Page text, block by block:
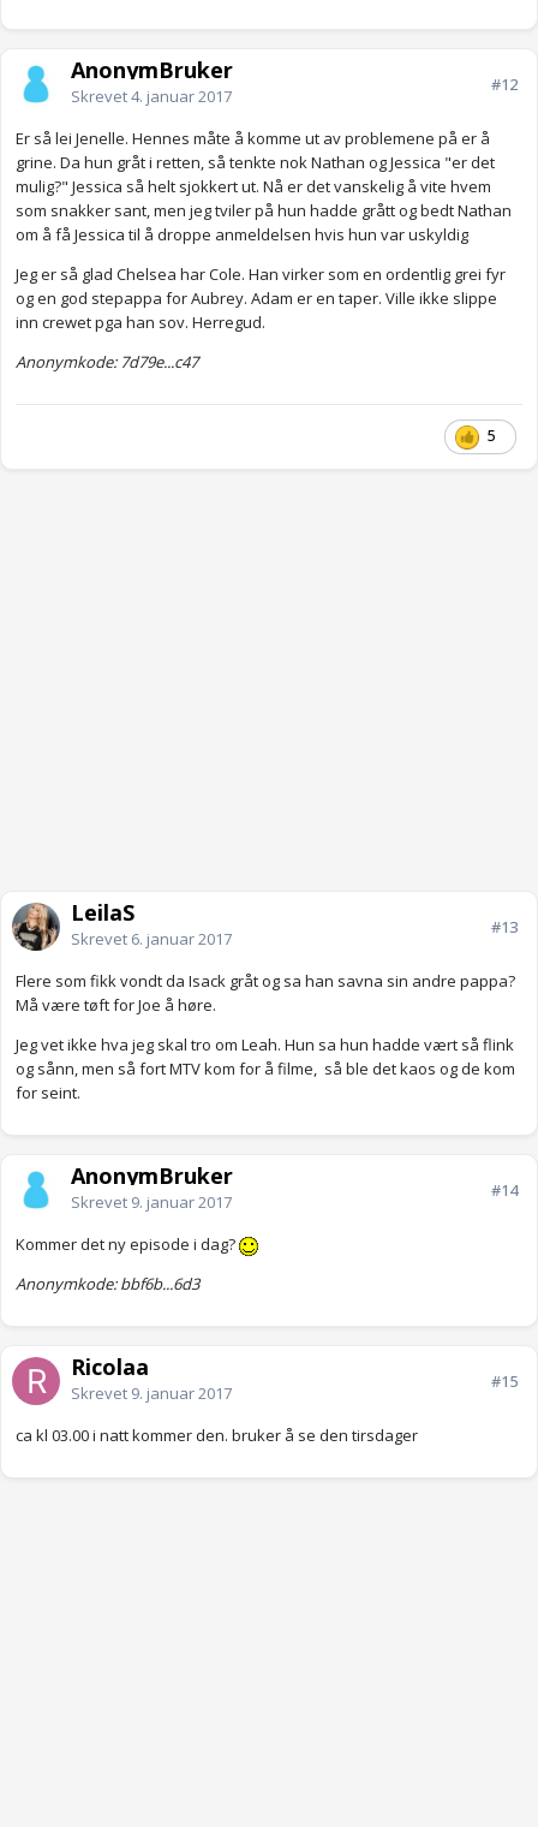
AnonymBruker
Skrevet4. januar 2017
#12
Er så lei Jenelle. Hennes måte å komme ut av problemene på er å
grine. Da hun gråt i retten, så tenkte nok Nathan og Jessica "er det
mulig?" Jessica så helt sjokkert ut. Nå er det vanskelig å vite hvem
som snakker sant, men jeg tviler på hun hadde grått og bedt Nathan
om å få Jessica til å droppe anmeldelsen hvis hun var uskyldig
Jeg er så glad Chelsea har Cole. Han virker som en ordentlig grei fyr
og en god stepappa for Aubrey. Adam er en taper. Ville ikke slippe
inn crewet pga han sov. Herregud.
Anonymkode: 7d79e...c47
5
LeilaS
Skrevet 6. januar 2017
#13
Flere som fikk vondt da Isack gråt og sa han savna sin andre pappa?
Må være tøft for Joe å høre.
Jeg vet ikke hva jeg skal tro om Leah. Hun sa hun hadde vært så flink
og sånn, men så fort MTV kom for å filme, så ble det kaos og de kom
for seint.
AnonymBruker
Skrevet 9. januar 2017
#14
Kommer det ny episode i dag?
Anonymkode: bbf6b...6d3
Ricolaa
Skrevet 9. januar 2017
#15
ca kl 03.00 i natt kommer den. bruker å se den tirsdager